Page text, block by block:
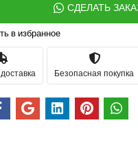
СДЕЛАТЬ
в избранное
Безопасная покупка